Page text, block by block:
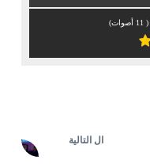
(
11 أصوات)
ال التالية